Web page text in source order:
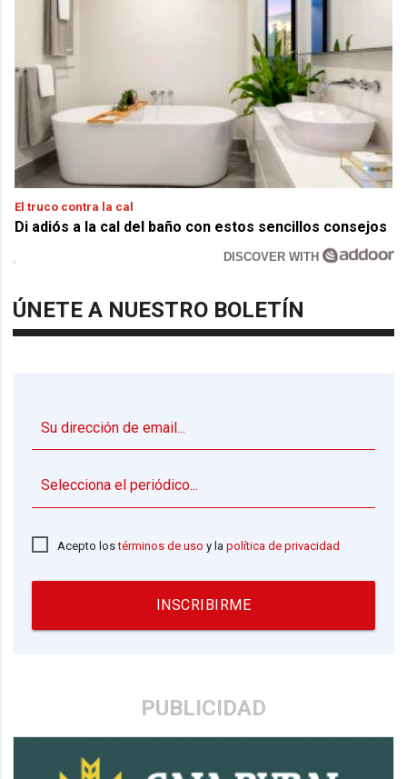
El truco contra la cal
Di adiós a la cal del baño con estos sencillos consejos
DISCOVER WITH
ÚNETE A NUESTRO BOLETÍN
Acepto lostérminos de uso y lapolítica de privacidad
INSCRIBIRME
PUBLICIDAD